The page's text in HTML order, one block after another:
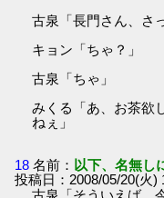
古泉「長門さん、さ
キョン「ちゃ？」
古泉「ちゃ」
みくる「あ、お茶欲
ねぇ」
18 名前： 以下、名無し
投稿日：2008/05/20(火)
古泉「そういえば、